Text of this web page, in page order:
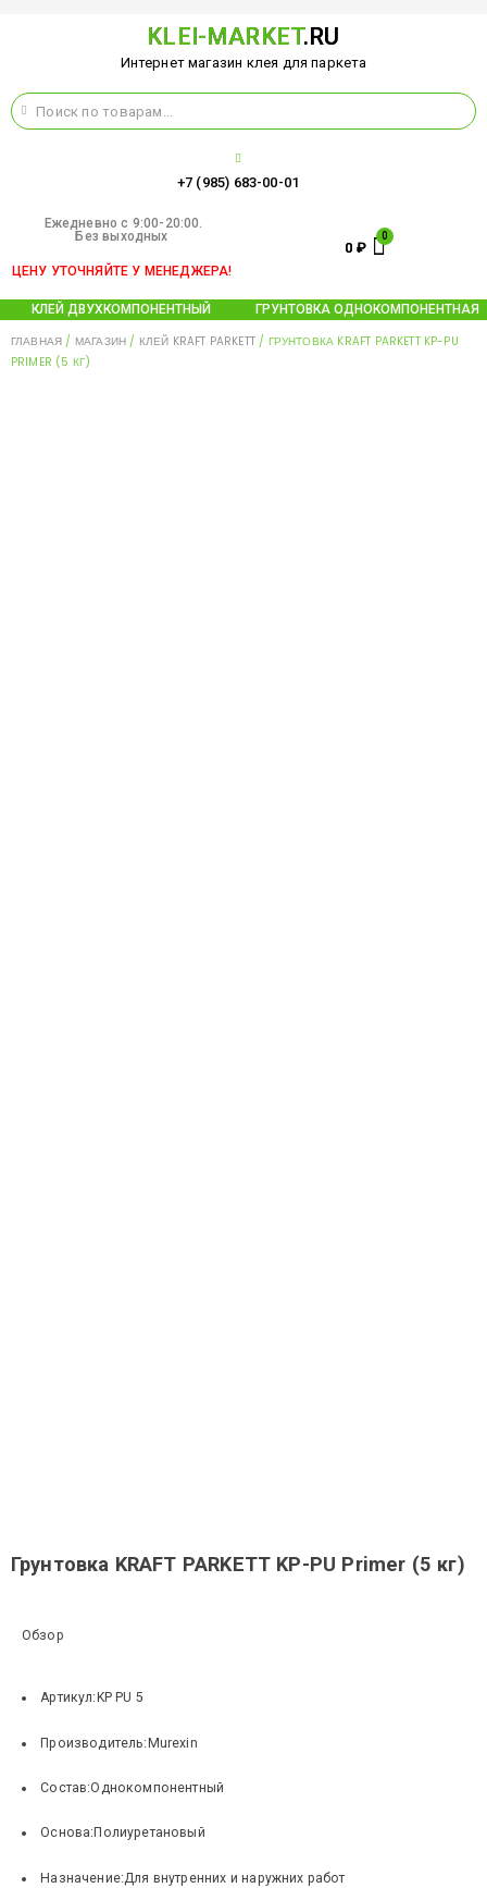
KLEI-MARKET.RU
Интернет магазин клея для паркета
+7 (985) 683-00-01
Ежедневно c 9:00-20:00.
Без выходных
ЦЕНУ УТОЧНЯЙТЕ У МЕНЕДЖЕРА!
0 ₽
КЛЕЙ ДВУХКОМПОНЕНТНЫЙ ГРУНТОВКА ОДНОКОМПОНЕНТНАЯ
ГЛАВНАЯ / МАГАЗИН / КЛЕЙ KRAFT PARKETT/ ГРУНТОВКА KRAFT PARKETT KP-PU
PRIMER (5 КГ)
Грунтовка KRAFT PARKETT KP-PU Primer (5 кг)
Обзор
Артикул: KP PU 5
Производитель:Murexin
Состав:Однокомпонентный
Основа: Полиуретановый
Назначение:Для внутренних и наружних работ